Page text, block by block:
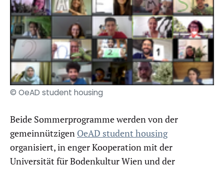
© OeAD student housing
Beide Sommerprogramme werden von der
gemeinnützigen OeAD student housing
organisiert, in enger Kooperation mit der
Universität für Bodenkultur Wien und der